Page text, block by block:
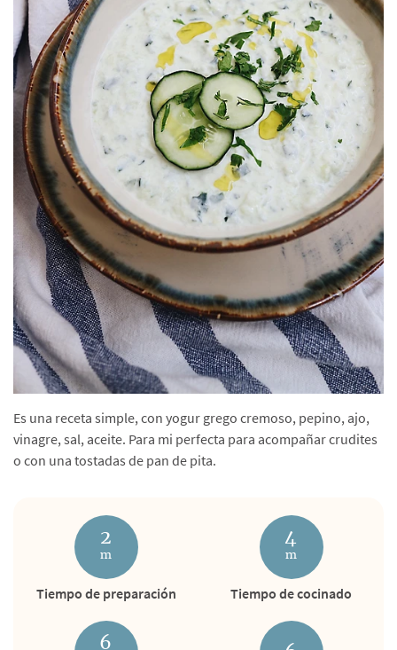
Es una receta simple, con yogur grego cremoso, pepino, ajo,
vinagre, sal, aceite. Para mi perfecta para acompañar crudites
o con una tostadas de pan de pita.
2
m
Tiempo de preparación
4
m
Tiempo de cocinado
6